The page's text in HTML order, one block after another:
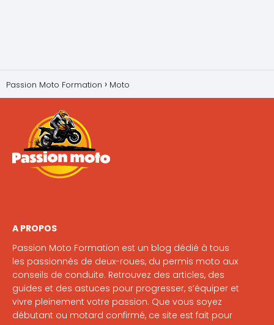
Passion Moto Formation Moto
A PROPOS
Passion Moto Formation est un blog dédié à tous
les passionnés de deux-roues, du permis moto aux
conseils de conduite. Retrouvez des articles, des
guides et des astuces pour progresser, s’équiper et
vivre pleinement votre passion. Que vous soyez
débutant ou motard confirmé, ce site est fait pour